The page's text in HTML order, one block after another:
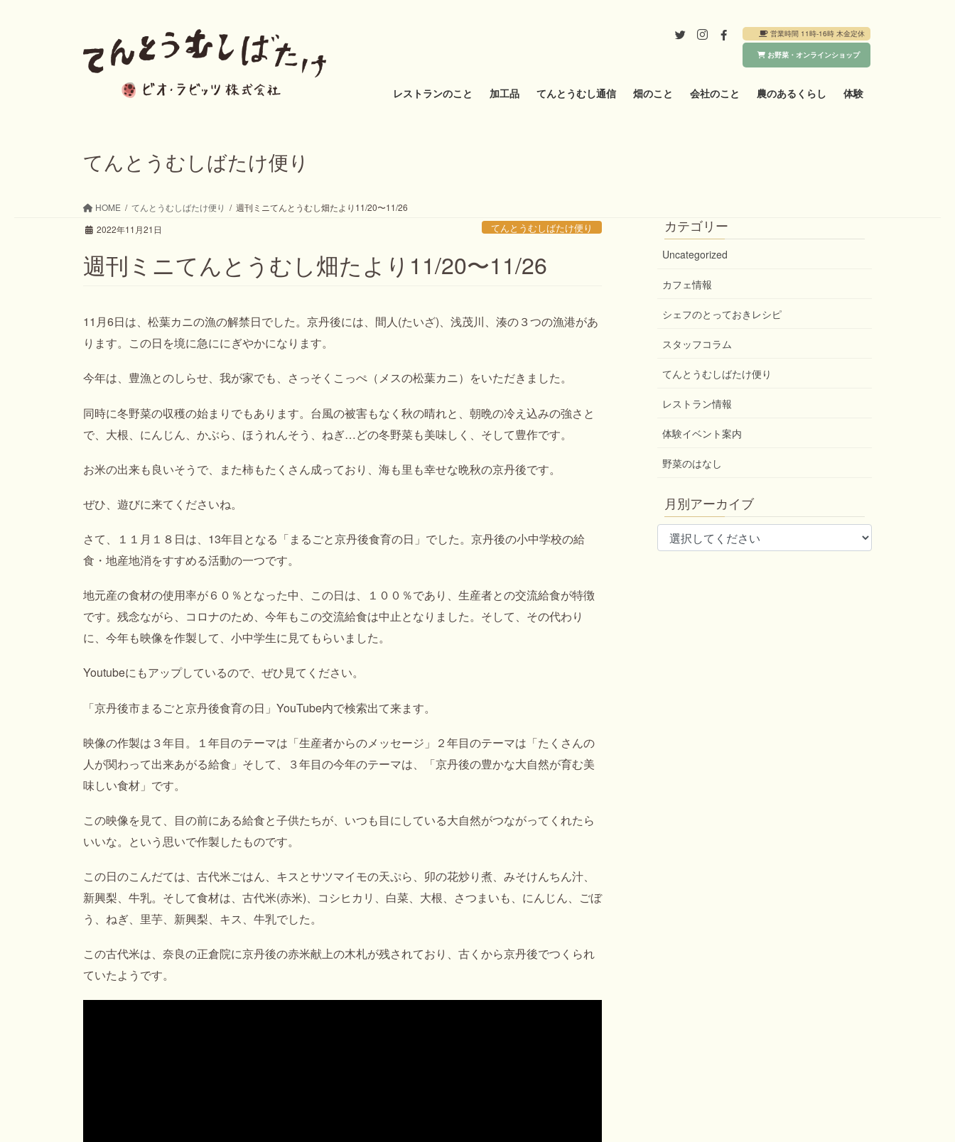
営業時間 11時-16時 木金定休
お野菜・オンラインショップ
レストランのこと 加工品 てんとうむし通信 畑のこと 会社のこと 農のあるくらし 体験
てんとうむしばたけ便り
HOME てんとうむしばたけ便り
週刊ミニてんとうむし畑たより11/20〜11/26
2022年11月21日
てんとうむしばたけ便り
週刊ミニてんとうむし畑たより11/20〜11/26
11月6日は、松葉カニの漁の解禁日でした。京丹後には、間人(たいざ)、浅茂川、湊の３つの漁港があ
ります。この日を境に急ににぎやかになります。
今年は、豊漁とのしらせ、我が家でも、さっそくこっぺ（メスの松葉カニ）をいただきました。
同時に冬野菜の収穫の始まりでもあります。台風の被害もなく秋の晴れと、朝晩の冷え込みの強さと
で、大根、にんじん、かぶら、ほうれんそう、ねぎ…どの冬野菜も美味しく、そして豊作です。
お米の出来も良いそうで、また柿もたくさん成っており、海も里も幸せな晩秋の京丹後です。
ぜひ、遊びに来てくださいね。
さて、１１月１８日は、13年目となる「まるごと京丹後食育の日」でした。京丹後の小中学校の給
食・地産地消をすすめる活動の一つです。
地元産の食材の使用率が６０％となった中、この日は、１００％であり、生産者との交流給食が特徴
です。残念ながら、コロナのため、今年もこの交流給食は中止となりました。そして、その代わり
に、今年も映像を作製して、小中学生に見てもらいました。
Youtubeにもアップしているので、ぜひ見てください。
「京丹後市まるごと京丹後食育の日」YouTube内で検索出て来ます。
映像の作製は３年目。１年目のテーマは「生産者からのメッセージ」２年目のテーマは「たくさんの
人が関わって出来あがる給食」そして、３年目の今年のテーマは、「京丹後の豊かな大自然が育む美
味しい食材」です。
この映像を見て、目の前にある給食と子供たちが、いつも目にしている大自然がつながってくれたら
いいな。という思いで作製したものです。
この日のこんだては、古代米ごはん、キスとサツマイモの天ぷら、卯の花炒り煮、みそけんちん汁、
新興梨、牛乳。そして食材は、古代米(赤米)、コシヒカリ、白菜、大根、さつまいも、にんじん、ごぼ
う、ねぎ、里芋、新興梨、キス、牛乳でした。
この古代米は、奈良の正倉院に京丹後の赤米献上の木札が残されており、古くから京丹後でつくられ
ていたようです。
カテゴリー
Uncategorized
カフェ情報
シェフのとっておきレシピ
スタッフコラム
てんとうむしばたけ便り
レストラン情報
体験イベント案内
野菜のはなし
月別アーカイブ